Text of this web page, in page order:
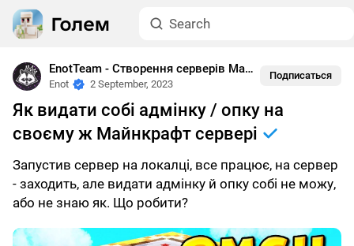
EnotTeam - Створення серверів Майнкрафта
Enot
2 September, 2023
Подписаться
Як видати собі адмінку / опку на
своєму ж Майнкрафт сервері
Запустив сервер на локалці, все працює, на сервер
- заходить, але видати адмінку й опку собі не можу,
або не знаю як. Що робити?